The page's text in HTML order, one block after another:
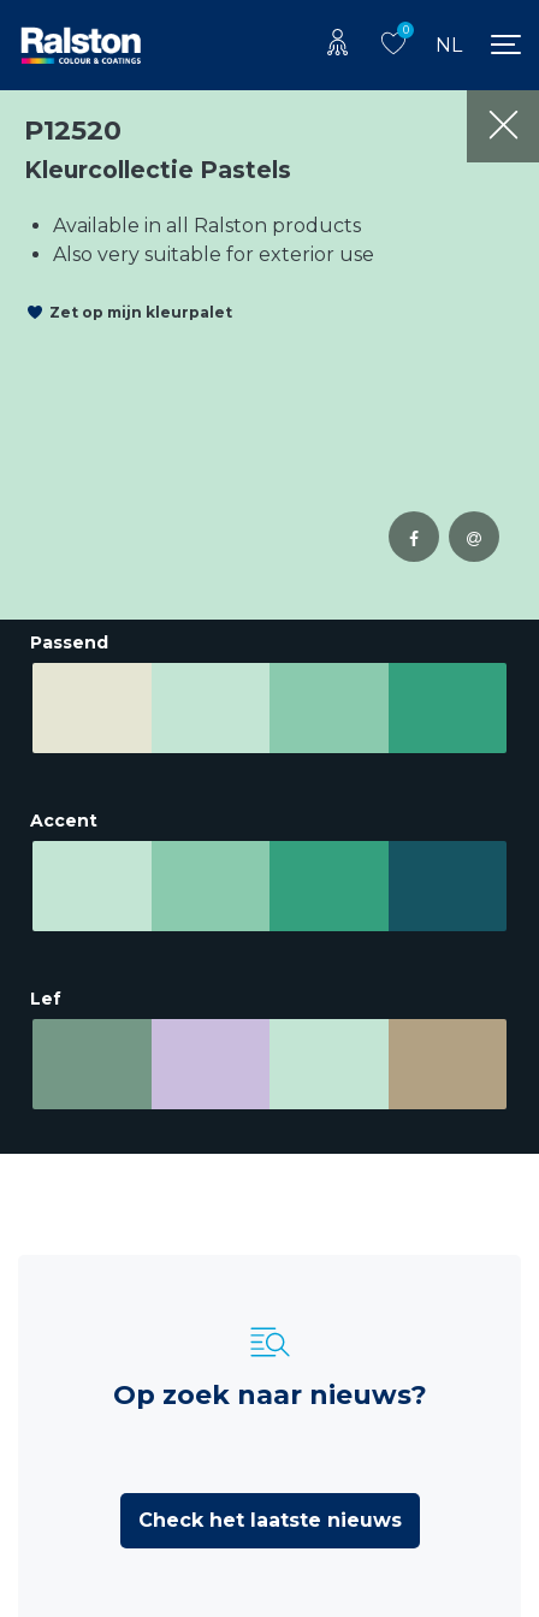
0
NL
P12520
Kleurcollectie Pastels
Available in all Ralston products
Also very suitable for exterior use
Zet op mijn kleurpalet
Passend
Accent
Lef
Op zoek naar nieuws?
Check het laatste nieuws